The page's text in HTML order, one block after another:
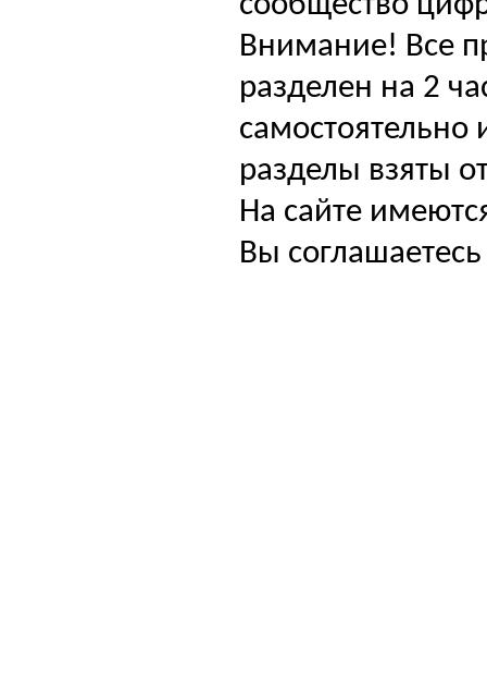
Внимание! Все
разделен на 2
самостоятельно
разделы взяты
На сайте
Вы